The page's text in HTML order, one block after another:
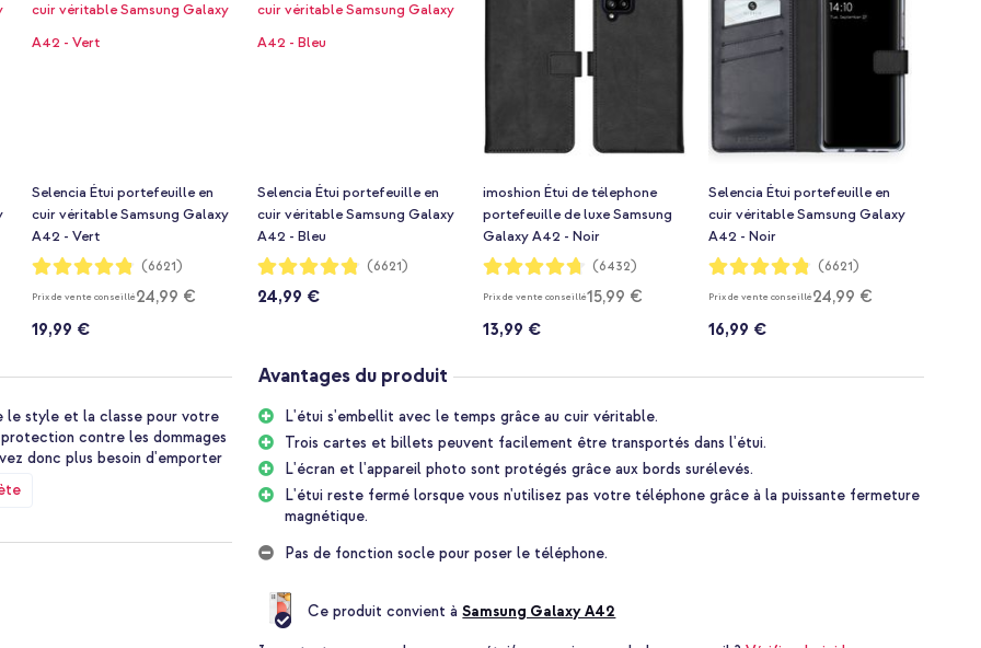
Selencia Étui portefeuille en
cuir véritable Samsung Galaxy
A42 - Vert
Notation:
96%
(6621)
Prix de vente conseillé24,99 €
19,99 €
Selencia Étui portefeuille en
cuir véritable Samsung Galaxy
A42 - Bleu
Notation:
96%
(6621)
24,99 €
imoshion Étui de télephone
portefeuille de luxe Samsung
Galaxy A42 - Noir
Notation:
94%
(6432)
Prix de vente conseillé15,99 €
13,99 €
Selencia Étui portefeuille en
cuir véritable Samsung Galaxy
A42 - Noir
Notation:
96%
(6621)
Prix de vente conseillé24,99 €
16,99 €
le style et la classe pour votre
contre les dommages
donc plus besoin d'emporter
Belle propriété du cuir
ce fait, l'étui devient de plus
pour les billets. Ainsi, vous
Avantages du produit
L'étui s'embellit avec le temps grâce au cuir véritable.
Trois cartes et billets peuvent facilement être transportés dans l'étui.
L'écran et l'appareil photo sont protégés grâce aux bords surélevés.
L'étui reste fermé lorsque vous n'utilisez pas votre téléphone grâce à la puissante fermeture
magnétique.
Pas de fonction socle pour poser le téléphone.
Ce produit convient àSamsung Galaxy A42